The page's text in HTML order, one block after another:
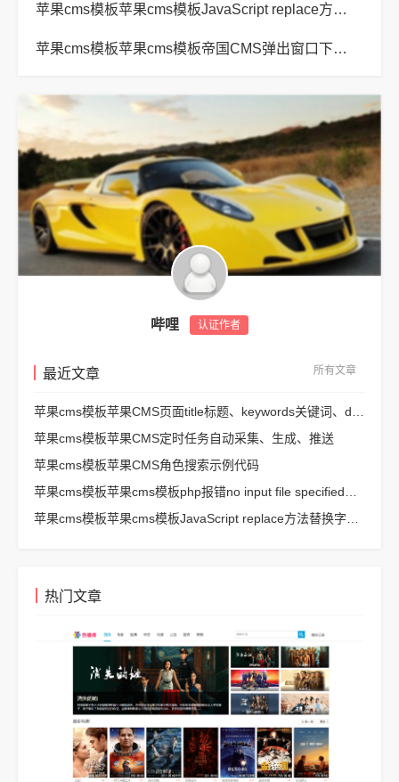
苹果cms模板苹果cms模板JavaScript replace方法替换字符串空格方法
苹果cms模板苹果cms模板帝国CMS弹出窗口下载方式改为点击链接直接下载教程
哔哩 认证作者
最近文章 所有文章
苹果cms模板苹果CMS定时任务自动采集、生成、推送
苹果cms模板苹果CMS角色搜索示例代码
热门文章